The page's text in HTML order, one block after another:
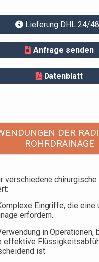
Lieferung DHL 24/
Anfrage senden
Datenblatt
DER
ROHRDRAINAGE
verschiedene chirurgische
Eingriffe, die eine
erfordern.
in Operationen,
effektive
ist.